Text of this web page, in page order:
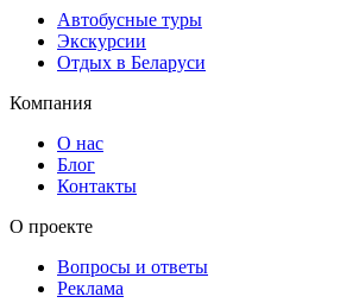
Автобусные туры
Экскурсии
Отдых в Беларуси
Компания
О нас
Блог
Контакты
О проекте
Вопросы и ответы
Реклама